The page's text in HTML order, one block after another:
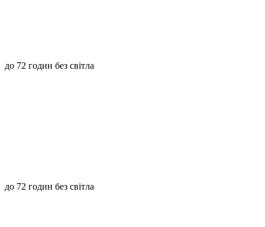
до 72 годин без світла
до 72 годин без світла